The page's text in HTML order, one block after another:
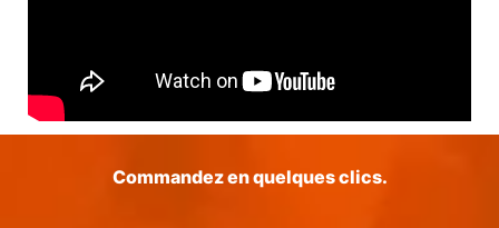
Commandez en quelques clics.